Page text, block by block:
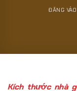
ĐĂNG
Kích thước nhà